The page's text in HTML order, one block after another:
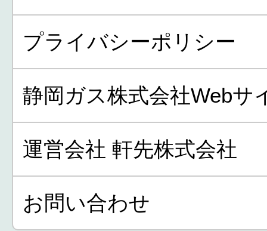
プライバシーポリシー
静岡ガス株式会社Webサ
運営会社 軒先株式会社
お問い合わせ